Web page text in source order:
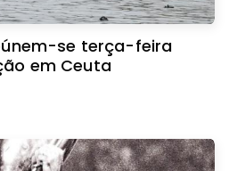
se terça-feira
em Ceuta